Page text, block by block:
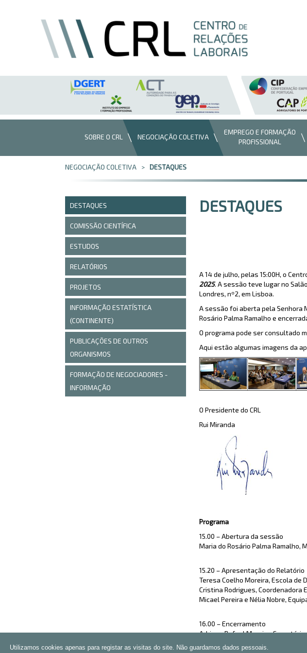
SOBRE O CRL NEGOCIAÇÃO COLETIVA
EMPREGO E FORMAÇÃO
PROFISSIONAL
Utilizamos cookies apenas para registar as visitas do site. Não guardamos dados pessoais.
NEGOCIAÇÃO COLETIVA DESTAQUES
DESTAQUES
COMISSÃO CIENTÍFICA
ESTUDOS
RELATÓRIOS
PROJETOS
INFORMAÇÃO ESTATÍSTICA
(CONTINENTE)
PUBLICAÇÕES DE OUTROS
ORGANISMOS
FORMAÇÃO DE NEGOCIADORES -
INFORMAÇÃO
DESTAQUES
A 14 de julho, pelas 15:00H, o
2025. A sessão teve lugar no
Londres, nº2, em Lisboa.
A sessão foi aberta pela Senhora
Rosário Palma Ramalho e
O programa pode ser consultado
Aqui estão algumas imagens da
O Presidente do CRL
Rui Miranda
Programa
15.00 – Abertura da sessão
Maria do Rosário Palma Ramalho,
15.20 – Apresentação do Relatório
Teresa Coelho Moreira, Escola de
Cristina Rodrigues, Coordenadora
Micael Pereira e Nélia Nobre, Equipa
16.00 – Encerramento
Adriano Rafael Moreira,